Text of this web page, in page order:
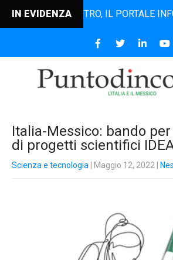
IN EVIDENZA IL PORTALE
Italia-Messico: bando
di progetti scientifici
Scienza e tecnologia | Maggio 12, 2022